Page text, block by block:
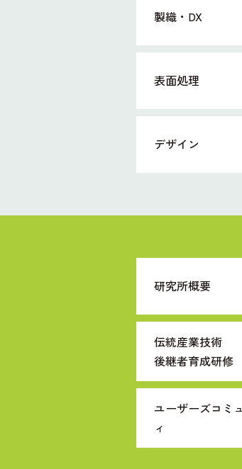
製織・DX
表面処理
デザイン
研究所概要
伝統産業技術
後継者育成研修
ユーザーズコミ
ィ